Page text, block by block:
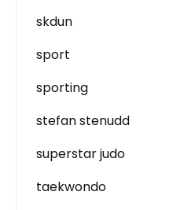
skdun
sport
sporting
stefan stenudd
superstar judo
taekwondo